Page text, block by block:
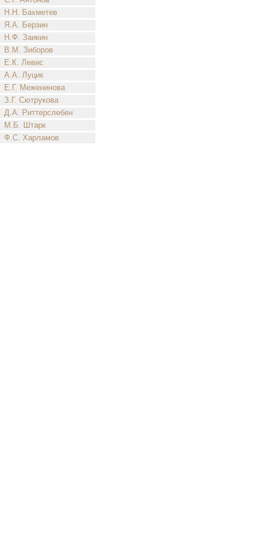
Н.Н. Бахметев
Я.А. Берзин
Н.Ф. Заикин
В.М. Зиборов
Е.К. Левис
А.А. Луцик
Е.Г. Меженинова
З.Г. Сютрукова
Д.А. Риттерслебен
М.Б. Штарк
Ф.С. Харламов